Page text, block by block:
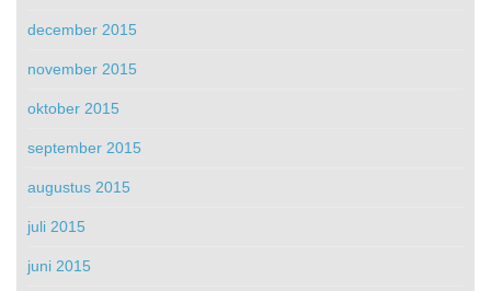
december 2015
november 2015
oktober 2015
september 2015
augustus 2015
juli 2015
juni 2015